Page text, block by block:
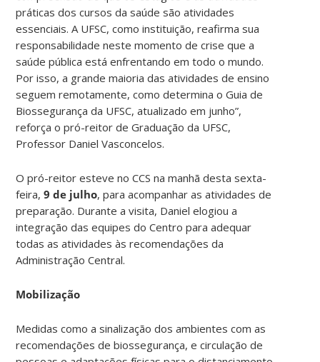
práticas dos cursos da saúde são atividades
essenciais. A UFSC, como instituição, reafirma sua
responsabilidade neste momento de crise que a
saúde pública está enfrentando em todo o mundo.
Por isso, a grande maioria das atividades de ensino
seguem remotamente, como determina o Guia de
Biossegurança da UFSC, atualizado em junho”,
reforça o pró-reitor de Graduação da UFSC,
Professor Daniel Vasconcelos.
O pró-reitor esteve no CCS na manhã desta sexta-
feira, 9 de julho, para acompanhar as atividades de
preparação. Durante a visita, Daniel elogiou a
integração das equipes do Centro para adequar
todas as atividades às recomendações da
Administração Central.
Mobilização
Medidas como a sinalização dos ambientes com as
recomendações de biossegurança, e circulação de